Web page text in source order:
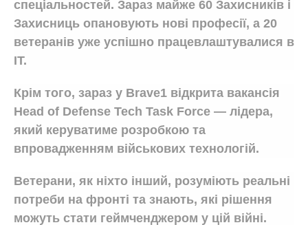
спеціальностей. Зараз майже 60 Захисників і
Захисниць опановують нові професії, а 20
ветеранів уже успішно працевлаштувалися в
ІТ.
Крім того, зараз у Brave1 відкрита вакансія
Head of Defense Tech Task Force — лідера,
який керуватиме розробкою та
впровадженням військових технологій.
Ветерани, як ніхто інший, розуміють реальні
потреби на фронті та знають, які рішення
можуть стати геймченджером у цій війні.